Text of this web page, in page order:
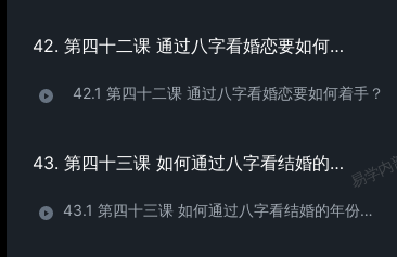
42. 第四十二课 通过八字看婚恋要如何着手？
42.1 第四十二课 通过八字看婚恋要如何着手？
43. 第四十三课 如何通过八字看结婚的年份？（1）
43.1 第四十三课 如何通过八字看结婚的年份？（1）早婚 晚婚 婚期
易学